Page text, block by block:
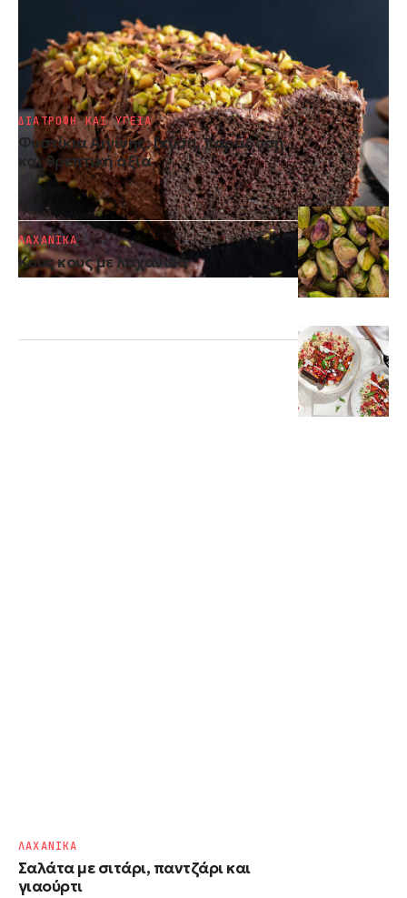
Κέικ σοκολάτας με γιαούρτι και
ελαιόλαδο
Φυστίκια Αιγίνης: Γεύση, παράδοση
και θρεπτική αξία
ΔΙΑΤΡΟΦΗ ΚΑΙ ΥΓΕΙΑ
Κους κους με λαχανικά
ΛΑΧΑΝΙΚΑ
Σαλάτα με σιτάρι, παντζάρι και
γιαούρτι
ΛΑΧΑΝΙΚΑ